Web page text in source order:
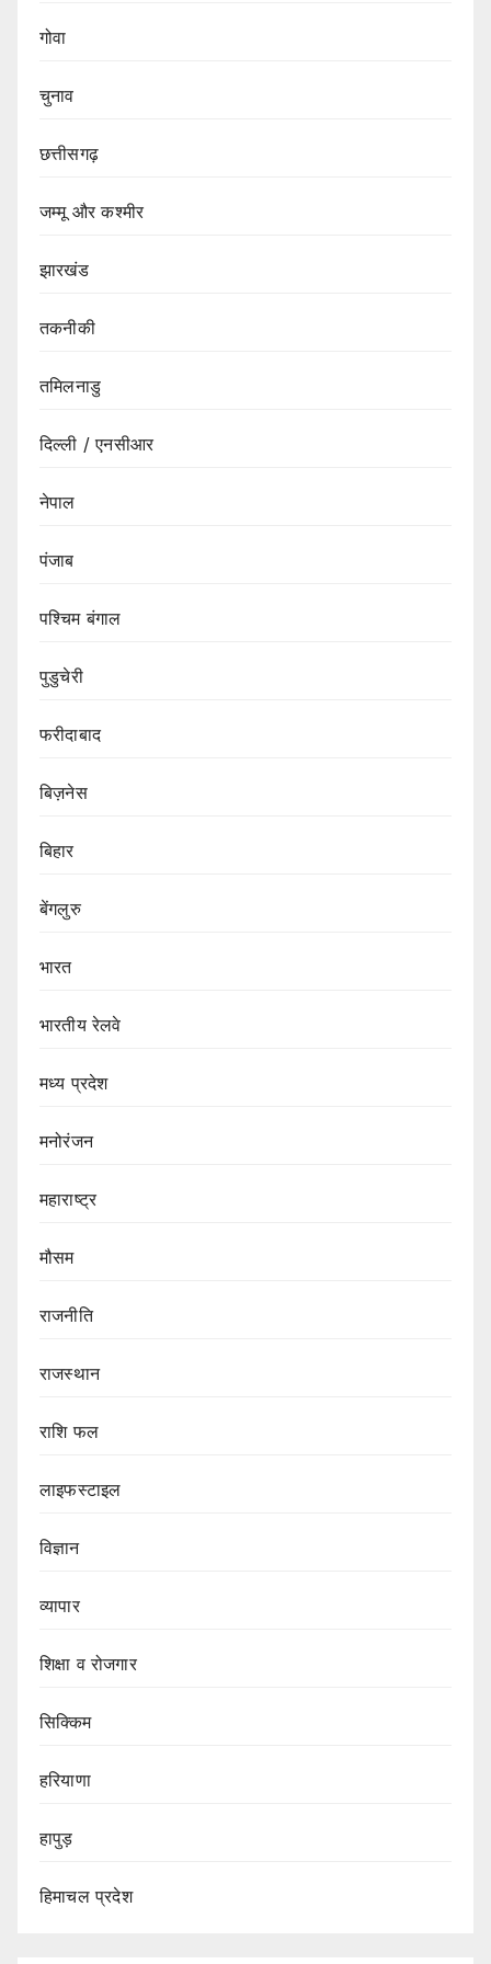
गोवा
चुनाव
छत्तीसगढ़
जम्मू और कश्मीर
झारखंड
तकनीकी
तमिलनाडु
दिल्ली / एनसीआर
नेपाल
पंजाब
पश्चिम बंगाल
पुडुचेरी
फरीदाबाद
बिज़नेस
बिहार
बेंगलुरु
भारत
भारतीय रेलवे
मध्य प्रदेश
मनोरंजन
महाराष्ट्र
मौसम
राजनीति
राजस्थान
राशि फल
लाइफस्टाइल
विज्ञान
व्यापार
शिक्षा व रोजगार
सिक्किम
हरियाणा
हापुड़
हिमाचल प्रदेश